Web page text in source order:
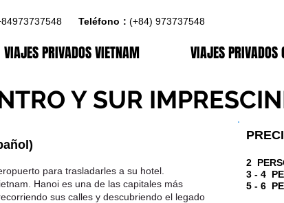
Teléfono : (+84) 973737548
VIAJES PRIVADOS VIETNAM VIAJES PRIVADOS
Y SUR
para trasladarles a su hotel.
Hanoi es una de las capitales más
sus calles y descubriendo el legado
2
3 - 4
5 - 6